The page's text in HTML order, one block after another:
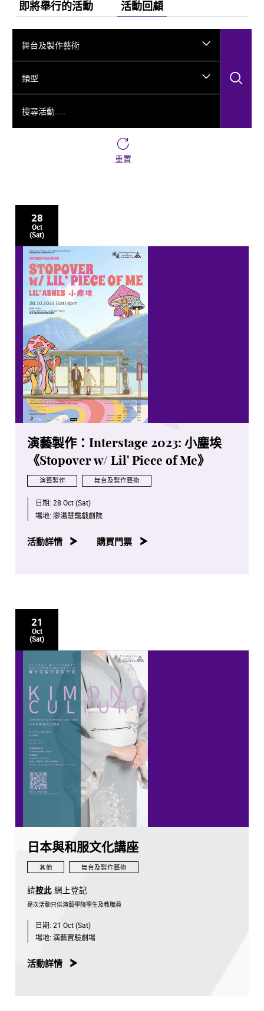
出任總編導，文史學者韓子勇擔任編劇；創作團隊仲包
括製作人李東、作曲家郭思達、執行編導何滔同王彭、
舞台美術設計秦立運、服裝設計陽東霖、視覺總監王
涵，以及編導李宏鈞、魏威、古力加娜提·沙塔爾、付陽
雪，仲有多媒體設計胡天驥、燈光設計劉釗、造型設計
徐彬同道具設計雷鵬等一眾內地資深藝術家。今次演出
陣容，以新疆藝術劇院歌舞團同新疆師範大學年輕舞者
即將舉行的活動 活動回顧
舞台及製作藝術
類型
重置
28
Oct
(Sat)
演藝製作：Interstage 2023: 小塵埃
《Stopover w/ Lil' Piece of Me》
演藝製作 舞台及製作藝術
日期: 28 Oct (Sat)
場地: 廖湯慧靄戲劇院
活動詳情 購買門票
21
Oct
(Sat)
日本與和服文化講座
其他 舞台及製作藝術
請按此 網上登記
是次活動只供演藝學院學生及教職員
日期: 21 Oct (Sat)
場地: 演藝實驗劇場
活動詳情